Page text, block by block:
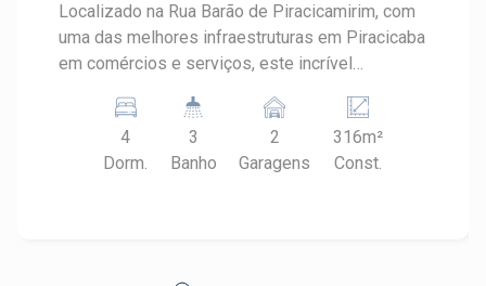
Localizado na Rua Barão de Piracicamirim, com
uma das melhores infraestruturas em Piracicaba
em comércios e serviços, este incrível
bairros mais nobres da cidade, o São Dimas. -
211m² de área útil; - Amplo living para 3
ambientes com sacada; - Lavabo; - Sala de
4
Dorm.
3
Banho
2
Garagens
316m²
Const.